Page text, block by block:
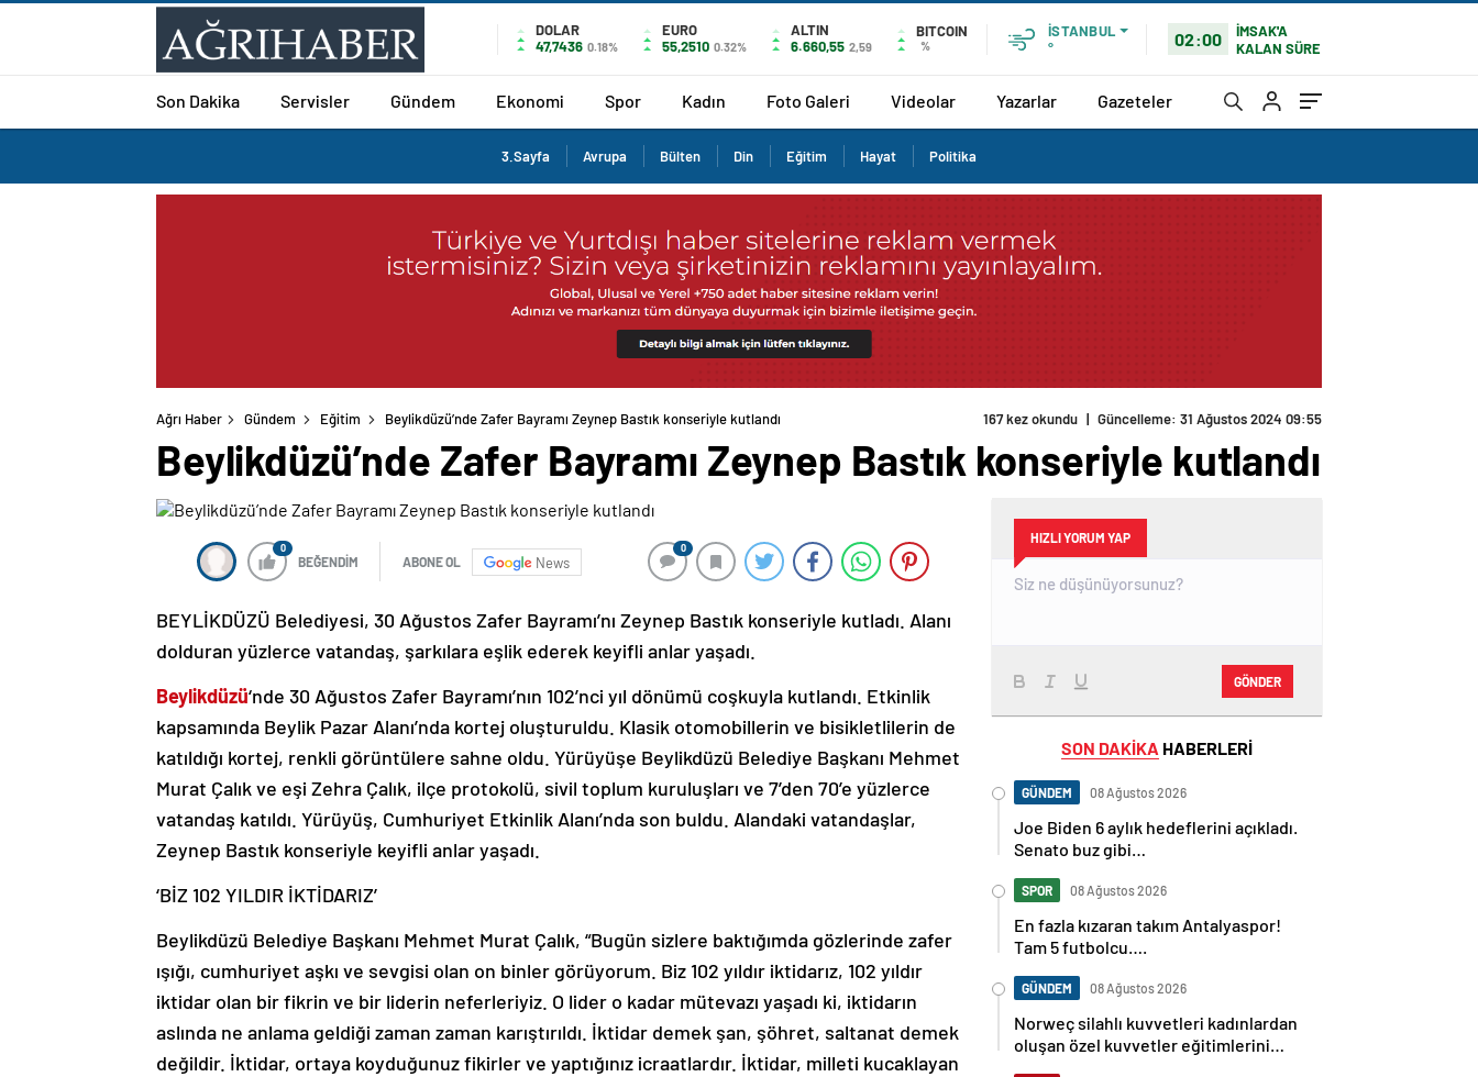
DOLAR
47,7436 0.18%
EURO
55,2510 0.32%
ALTIN
6.660,55 2,59
BITCOIN
%
İSTANBUL
°
02:00
İMSAK'A
KALAN SÜRE
Son Dakika Servisler Gündem Ekonomi Spor Kadın Foto Galeri Videolar Yazarlar Gazeteler
3.Sayfa Avrupa Bülten Din Eğitim Hayat Politika
Ağrı Haber Gündem Eğitim Beylikdüzü’nde Zafer Bayramı Zeynep Bastık konseriyle kutlandı 167 kez okundu | Güncelleme: 31 Ağustos 2024 09:55
Beylikdüzü’nde Zafer Bayramı Zeynep Bastık konseriyle kutlandı
0
BEĞENDİM ABONE OL News
0
BEYLİKDÜZÜ Belediyesi, 30 Ağustos Zafer Bayramı’nı Zeynep Bastık konseriyle kutladı. Alanı
dolduran yüzlerce vatandaş, şarkılara eşlik ederek keyifli anlar yaşadı.
Beylikdüzü‘nde 30 Ağustos Zafer Bayramı’nın 102’nci yıl dönümü coşkuyla kutlandı. Etkinlik
kapsamında Beylik Pazar Alanı’nda kortej oluşturuldu. Klasik otomobillerin ve bisikletlilerin de
katıldığı kortej, renkli görüntülere sahne oldu. Yürüyüşe Beylikdüzü Belediye Başkanı Mehmet
Murat Çalık ve eşi Zehra Çalık, ilçe protokolü, sivil toplum kuruluşları ve 7’den 70’e yüzlerce
vatandaş katıldı. Yürüyüş, Cumhuriyet Etkinlik Alanı’nda son buldu. Alandaki vatandaşlar,
Zeynep Bastık konseriyle keyifli anlar yaşadı.
‘BİZ 102 YILDIR İKTİDARIZ’
Beylikdüzü Belediye Başkanı Mehmet Murat Çalık, “Bugün sizlere baktığımda gözlerinde zafer
ışığı, cumhuriyet aşkı ve sevgisi olan on binler görüyorum. Biz 102 yıldır iktidarız, 102 yıldır
iktidar olan bir fikrin ve bir liderin neferleriyiz. O lider o kadar mütevazı yaşadı ki, iktidarın
aslında ne anlama geldiği zaman zaman karıştırıldı. İktidar demek şan, şöhret, saltanat demek
değildir. İktidar, ortaya koyduğunuz fikirler ve yaptığınız icraatlardır. İktidar, milleti kucaklayan
HIZLI YORUM YAP
GÖNDER
SON DAKİKA HABERLERİ
GÜNDEM 08 Ağustos 2026
Joe Biden 6 aylık hedeflerini açıkladı.
Senato buz gibi…
SPOR 08 Ağustos 2026
En fazla kızaran takım Antalyaspor!
Tam 5 futbolcu….
GÜNDEM 08 Ağustos 2026
Norweç silahlı kuvvetleri kadınlardan
oluşan özel kuvvetler eğitimlerini